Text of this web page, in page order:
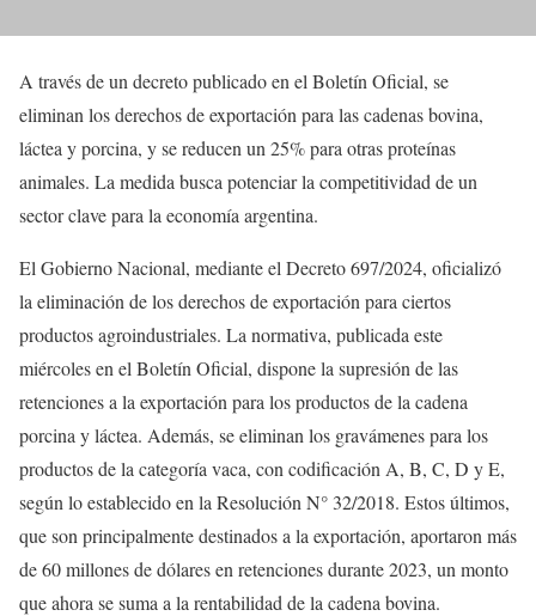
A través de un decreto publicado en el Boletín Oficial, se
eliminan los derechos de exportación para las cadenas bovina,
láctea y porcina, y se reducen un 25% para otras proteínas
animales. La medida busca potenciar la competitividad de un
sector clave para la economía argentina.
El Gobierno Nacional, mediante el Decreto 697/2024, oficializó
la eliminación de los derechos de exportación para ciertos
productos agroindustriales. La normativa, publicada este
miércoles en el Boletín Oficial, dispone la supresión de las
retenciones a la exportación para los productos de la cadena
porcina y láctea. Además, se eliminan los gravámenes para los
productos de la categoría vaca, con codificación A, B, C, D y E,
según lo establecido en la Resolución N° 32/2018. Estos últimos,
que son principalmente destinados a la exportación, aportaron más
de 60 millones de dólares en retenciones durante 2023, un monto
que ahora se suma a la rentabilidad de la cadena bovina.